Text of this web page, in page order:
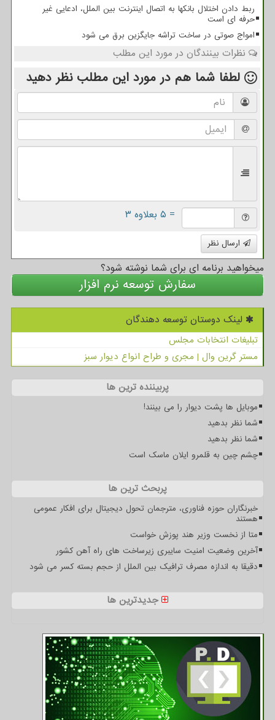
ربط دادن اختلال بانکها به اتصال اینترنت بین الملل، ادعایی غیر
حرفه ای است
امواج صوتی در ساخت تراشه جایگزین برق می شود
نظرات بینندگان در مورد این مطلب
لطفا شما هم در مورد این مطلب نظر دهید
= ۵ بعلاوه ۳
ارسال نظر
میخواهید برنامه ای برای شما نوشته شود؟
سفارش توسعه نرم افزار
لینک دوستان توسعه دهندگان
تبلیغات انتخابات مجلس
مستر گرین وال | مجری و طراح انواع دیوار سبز
پربیننده ترین ها
موبایل ها پشت دیوار را می بینند!
شما نظر بدهید
شما نظر بدهید
چشم چین به قلمرو ایلان ماسک است
پربحث ترین ها
خبرنگاران حوزه فناوری، مترجمان تحول دیجیتال برای افکار عمومی
هستند
متا از نخست وزیر هند پوزش خواست
آخرین وضعیت امنیت سایبری زیرساخت های راه آهن کشور
دقیقا به اندازه مصرف ترافیک بین الملل از حجم بسته کسر می شود
جدیدترین ها